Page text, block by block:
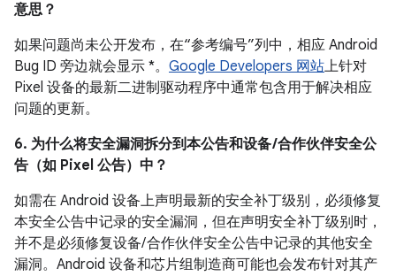
意思？
如果问题尚未公开发布，在“参考编号”列中，相应 Android
Bug ID 旁边就会显示 *。 Google Developers 网站上针对
Pixel 设备的最新二进制驱动程序中通常包含用于解决相应
问题的更新。
6. 为什么将安全漏洞拆分到本公告和设备 /合作伙伴安全公
告（如 Pixel 公告）中？
如需在 Android 设备上声明最新的安全补丁级别，必须修复
本安全公告中记录的安全漏洞，但在声明安全补丁级别时，
并不是必须修复设备/ 合作伙伴安全公告中记录的其他安全
漏洞。Android 设备和芯片组制造商可能也会发布针对其产